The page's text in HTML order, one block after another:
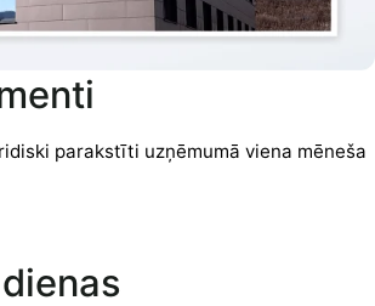
parakstīti uzņēmumā viena mēneša